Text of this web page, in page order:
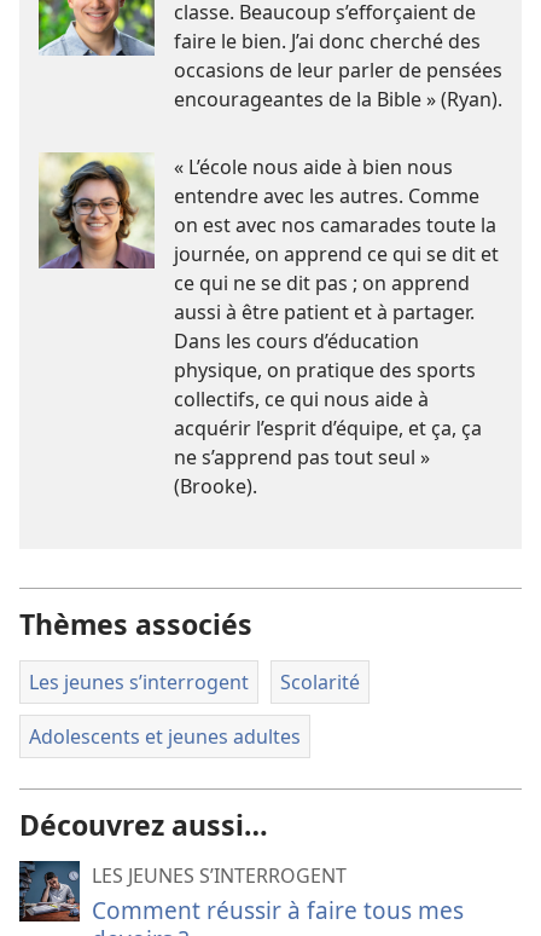
classe. Beaucoup s’efforçaient de
faire le bien. J’ai donc cherché des
occasions de leur parler de pensées
encourageantes de la Bible » (Ryan).
« L’école nous aide à bien nous
entendre avec les autres. Comme
on est avec nos camarades toute la
journée, on apprend ce qui se dit et
ce qui ne se dit pas ; on apprend
aussi à être patient et à partager.
Dans les cours d’éducation
physique, on pratique des sports
collectifs, ce qui nous aide à
acquérir l’esprit d’équipe, et ça, ça
ne s’apprend pas tout seul »
(Brooke).
Thèmes associés
Les jeunes s’interrogent Scolarité
Adolescents et jeunes adultes
Découvrez aussi…
LES JEUNES S’INTERROGENT
Comment réussir à faire tous mes